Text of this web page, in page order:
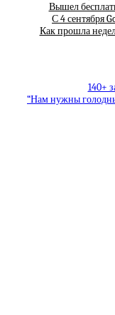
Вышел
С 4 сентября
Как прошла
140+
“Нам нужны